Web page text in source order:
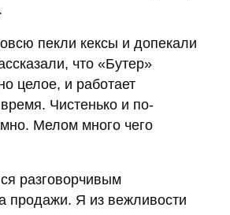
пекли кексы и допекали
что «Бутер»
целое, и работает
Чистенько и по-
Мелом много чего
разговорчивым
продажи. Я из вежливости